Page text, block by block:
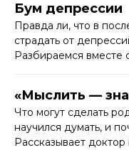
Бум депрессии
Правда ли, что в
страдать от
Разбираемся вместе
«Мыслить —
Что могут сделать
научился думать, и
Рассказывает доктор